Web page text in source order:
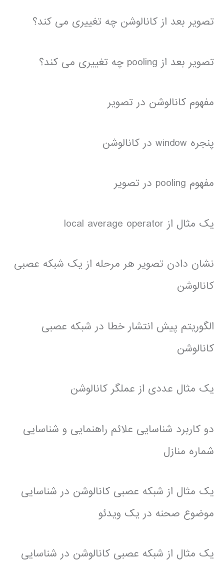
تصویر بعد از کانالوشن چه تغییری می کند؟
تصویر بعد از pooling چه تغییری می کند؟
مفهوم کانالوشن در تصویر
پنجره window در کانالوشن
مفهوم pooling در تصویر
یک مثال از local average operator
نشان دادن تصویر هر مرحله از یک شبکه عصبی
کانالوشن
الگوریتم پیش انتشار خطا در شبکه عصبی
کانالوشن
یک مثال عددی از عملگر کانالوشن
دو کاربرد شناسایی علائم راهنمایی و شناسایی
شماره منازل
یک مثال از شبکه عصبی کانالوشن در شناسایی
موضوع صحنه در یک ویدئو
یک مثال از شبکه عصبی کانالوشن در شناسایی